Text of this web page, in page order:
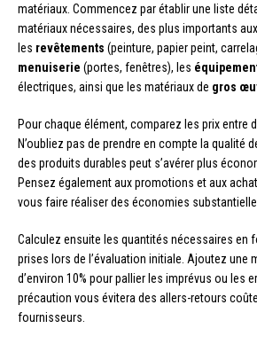
matériaux. Commencez par établir une liste
matériaux nécessaires, des plus importants
les revêtements (peinture, papier peint,
menuiserie (portes, fenêtres), les
électriques, ainsi que les matériaux de gros
Pour chaque élément, comparez les prix entre
N’oubliez pas de prendre en compte la qualité
des produits durables peut s’avérer plus
Pensez également aux promotions et aux
vous faire réaliser des économies
Calculez ensuite les quantités nécessaires en
prises lors de l’évaluation initiale. Ajoutez une
d’environ 10% pour pallier les imprévus ou les
précaution vous évitera des allers-retours
fournisseurs.